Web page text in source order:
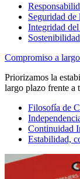
Seguridad
Integridad del
Compromiso a
Priorizamos la
largo plazo frente a
Filosofía de
Continuidad
Estabilidad,